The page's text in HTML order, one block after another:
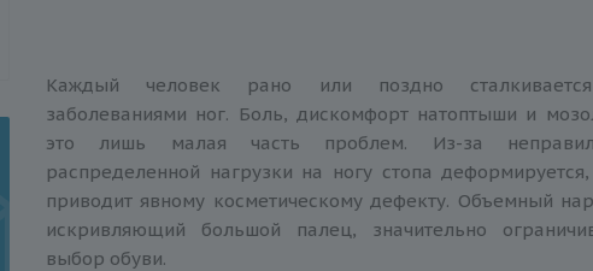
Каждый человек рано или поздно
заболеваниями ног. Боль, дискомфорт натоптыши и
это лишь малая часть проблем. Из-за
распределенной нагрузки на ногу стопа деформируется,
приводит явному косметическому дефекту. Объемный
искривляющий большой палец, значительно
выбор обуви.